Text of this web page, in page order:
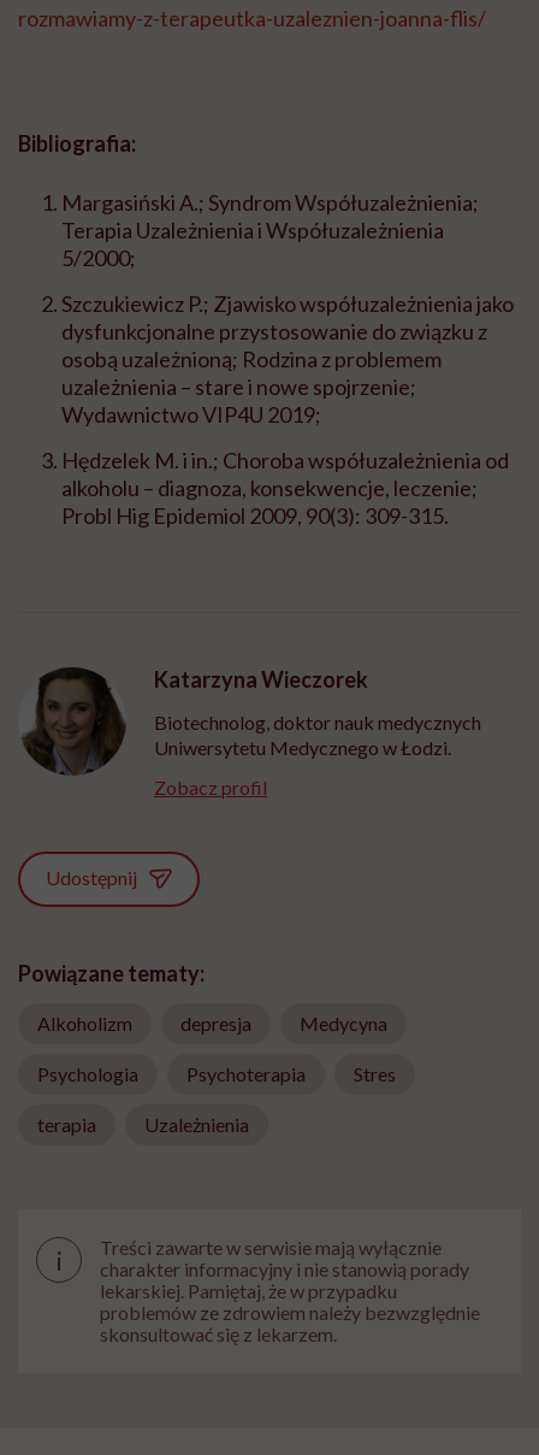
rozmawiamy-z-terapeutka-uzaleznien-joanna-flis/
Bibliografia:
Margasiński A.; Syndrom Współuzależnienia;
Terapia Uzależnienia i Współuzależnienia
5/2000;
Szczukiewicz P.; Zjawisko współuzależnienia jako
dysfunkcjonalne przystosowanie do związku z
osobą uzależnioną; Rodzina z problemem
uzależnienia – stare i nowe spojrzenie;
Wydawnictwo VIP4U 2019;
Hędzelek M. i in.; Choroba współuzależnienia od
alkoholu – diagnoza, konsekwencje, leczenie;
Probl Hig Epidemiol 2009, 90(3): 309-315.
Katarzyna Wieczorek
Biotechnolog, doktor nauk medycznych
Uniwersytetu Medycznego w Łodzi.
Zobacz profil
Udostępnij
Powiązane tematy:
Alkoholizm depresja Medycyna
Psychologia Psychoterapia Stres
terapia Uzależnienia
i
Treści zawarte w serwisie mają wyłącznie
charakter informacyjny i nie stanowią porady
lekarskiej. Pamiętaj, że w przypadku
problemów ze zdrowiem należy bezwzględnie
skonsultować się z lekarzem.